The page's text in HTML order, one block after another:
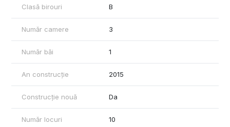
Comisionul agentiei 75% din prima chirie.
Clasă birouri B
Număr camere 3
Număr băi 1
An construcție 2015
Construcție nouă Da
Număr locuri
10